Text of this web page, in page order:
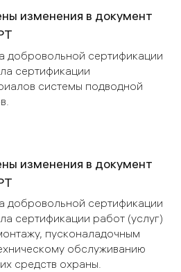
изменения в документ
добровольной сертификации
сертификации
системы подводной
изменения в документ
добровольной сертификации
сертификации работ (услуг)
пусконаладочным
обслуживанию
средств охраны.